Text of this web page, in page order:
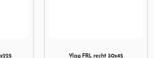
30x45 Vlag NL recht 40x60